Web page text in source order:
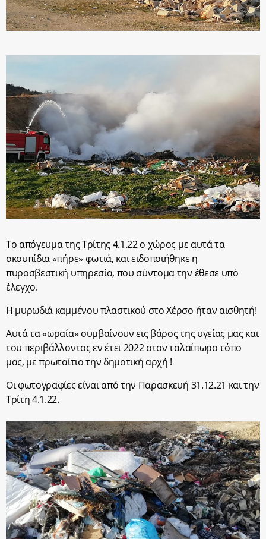
Το απόγευμα της Τρίτης 4.1.22 ο χώρος με αυτά τα
σκουπίδια «πήρε» φωτιά, και ειδοποιήθηκε η
πυροσβεστική υπηρεσία, που σύντομα την έθεσε υπό
έλεγχο.
Η μυρωδιά καμμένου πλαστικού στο Χέρσο ήταν αισθητή!
Αυτά τα «ωραία» συμβαίνουν εις βάρος της υγείας μας και
του περιβάλλοντος εν έτει 2022 στον ταλαίπωρο τόπο
μας, με πρωταίτιο την δημοτική αρχή !
Οι φωτογραφίες είναι από την Παρασκευή 31.12.21 και την
Τρίτη 4.1.22.